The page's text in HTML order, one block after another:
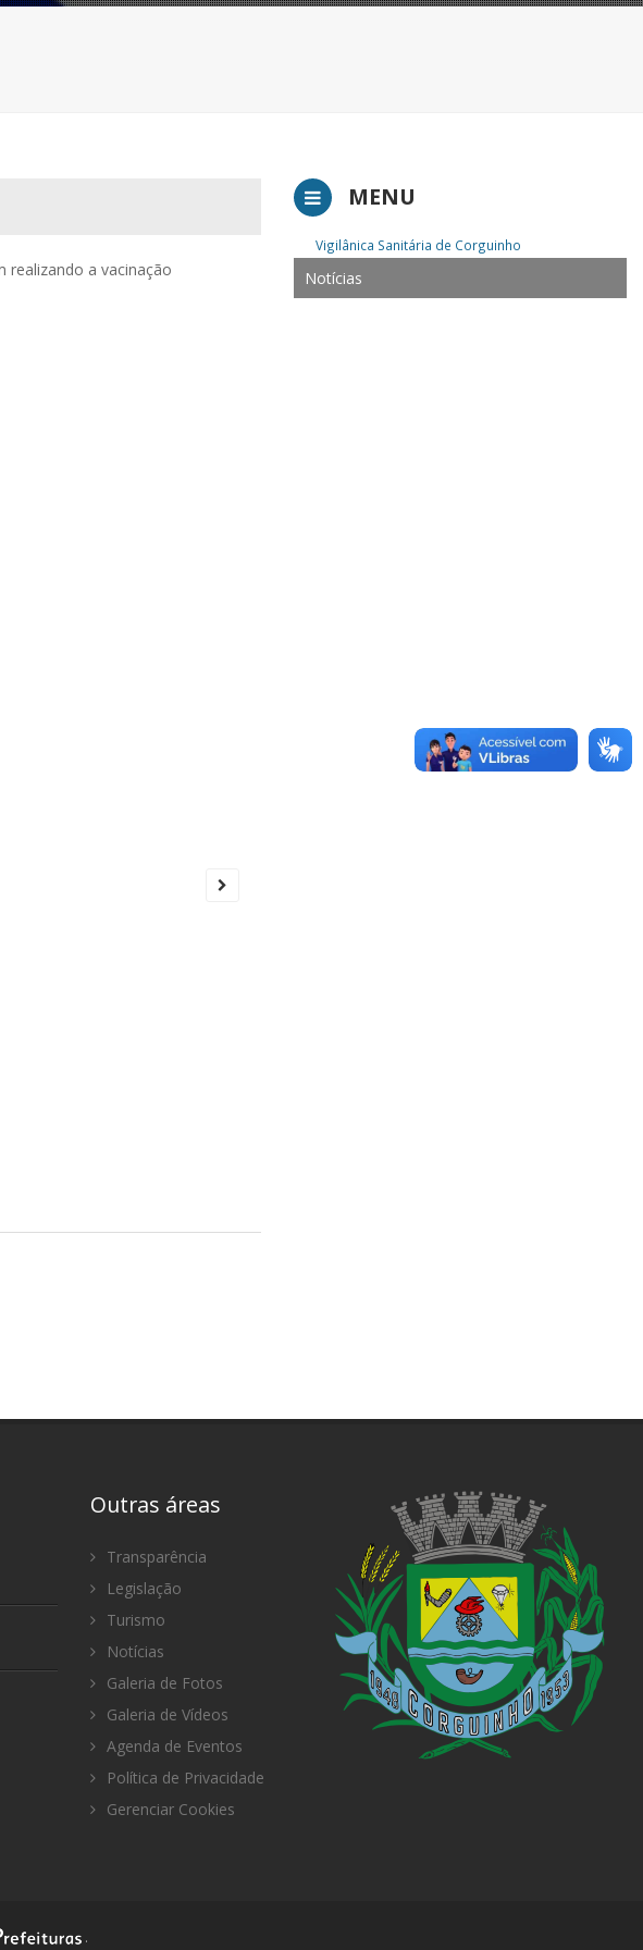
realizando a vacinação
MENU
Vigilânica Sanitária de Corguinho
Notícias
Outras áreas
Transparência
Legislação
Turismo
Notícias
Galeria de Fotos
Galeria de Vídeos
Agenda de Eventos
Política de Privacidade
Gerenciar Cookies
.